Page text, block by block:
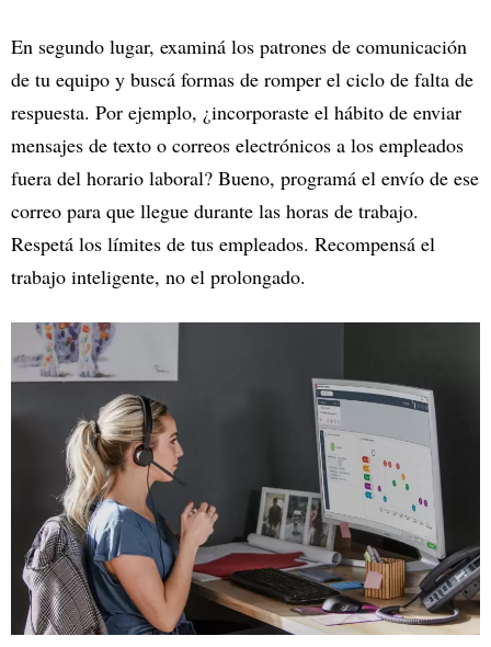
En segundo lugar, examiná los patrones de comunicación
de tu equipo y buscá formas de romper el ciclo de falta de
respuesta. Por ejemplo, ¿incorporaste el hábito de enviar
mensajes de texto o correos electrónicos a los empleados
fuera del horario laboral? Bueno, programá el envío de ese
correo para que llegue durante las horas de trabajo.
Respetá los límites de tus empleados. Recompensá el
trabajo inteligente, no el prolongado.